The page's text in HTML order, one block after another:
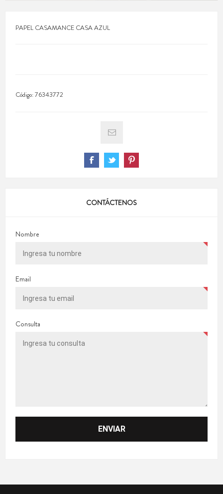
PAPEL CASAMANCE CASA AZUL
Código:76343772
CONTÁCTENOS
Nombre
Email
Consulta